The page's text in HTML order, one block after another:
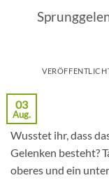
03
Aug.
Wusstet ihr, dass
Gelenken besteht?
oberes und ein